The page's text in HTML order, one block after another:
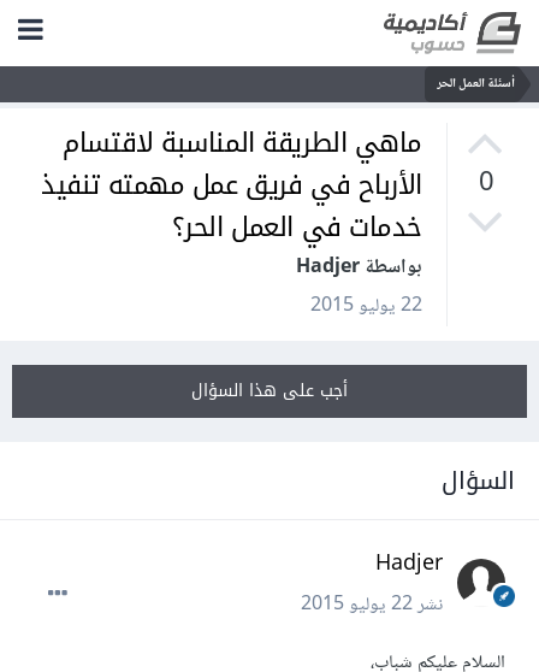
أسئلة العمل الحر
0
ماهي الطريقة المناسبة لاقتسام
الأرباح في فريق عمل مهمته تنفيذ
خدمات في العمل الحر؟
بواسطة Hadjer
22 يوليو 2015
أجب على هذا السؤال
السؤال
Hadjer
نشر22 يوليو 2015
السلام عليكم شباب،